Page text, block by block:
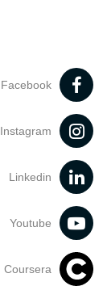
Facebook
Instagram
Linkedin
Youtube
Coursera